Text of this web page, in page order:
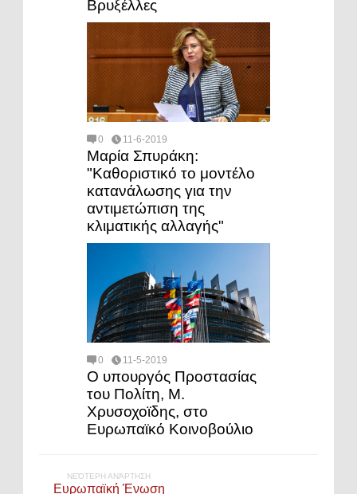
Βρυξέλλες
0 11-6-2019
Μαρία Σπυράκη:
"Καθοριστικό το μοντέλο
κατανάλωσης για την
αντιμετώπιση της
κλιματικής αλλαγής"
0 11-5-2019
Ο υπουργός Προστασίας
του Πολίτη, Μ.
Χρυσοχοϊδης, στο
Ευρωπαϊκό Κοινοβούλιο
ΝΕΌΤΕΡΗ ΑΝΆΡΤΗΣΗ
Ευρωπαϊκή Ένωση